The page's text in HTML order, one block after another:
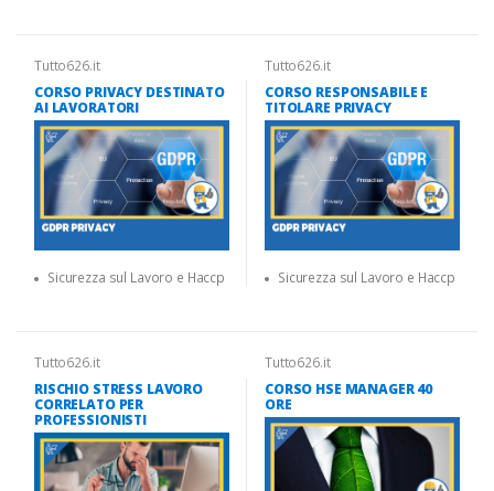
Tutto626.it
CORSO PRIVACY DESTINATO
AI LAVORATORI
Sicurezza sul Lavoro e Haccp
Tutto626.it
CORSO RESPONSABILE E
TITOLARE PRIVACY
Sicurezza sul Lavoro e Haccp
Tutto626.it
RISCHIO STRESS LAVORO
CORRELATO PER
PROFESSIONISTI
Tutto626.it
CORSO HSE MANAGER 40
ORE